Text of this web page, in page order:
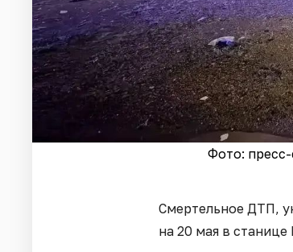
Фото:
Смертельное ДТП,
на 20 мая в